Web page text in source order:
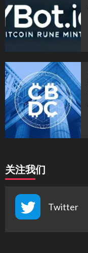
关注我们
Twitter